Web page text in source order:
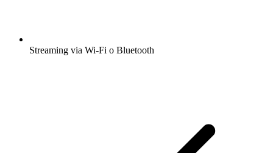
Streaming via Wi-Fi o Bluetooth